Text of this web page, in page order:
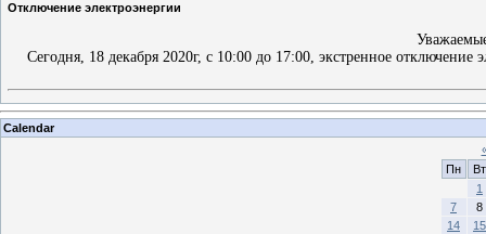
Отключение электроэнергии
Сегодня, 18 декабря 2020г, с 10:00 до 17:00, экстренное
Calendar
Пн
Вт
1
7
8
14
15